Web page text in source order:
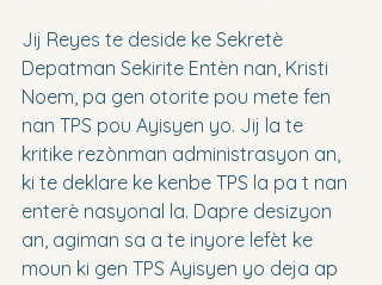
Jij Reyes te deside ke Sekretè
Depatman Sekirite Entèn nan, Kristi
Noem, pa gen otorite pou mete fen
nan TPS pou Ayisyen yo. Jij la te
kritike rezònman administrasyon an,
ki te deklare ke kenbe TPS la pa t nan
enterè nasyonal la. Dapre desizyon
an, agiman sa a te inyore lefèt ke
moun ki gen TPS Ayisyen yo deja ap